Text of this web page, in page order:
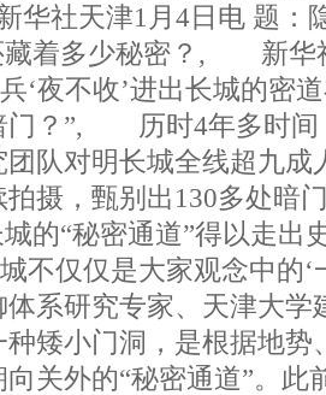
社天津1月4日电 题：
藏着多少秘密？, 新华
夜不收’进出长城的密
门？”, 历时4年多时间
团队对明长城全线超九成
摄，甄别出130多处暗
的“秘密通道”得以走出
仅仅是大家观念中的‘
系研究专家、天津大学
矮小门洞，是根据地势
关外的“秘密通道”。此